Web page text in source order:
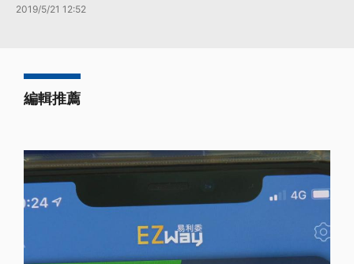
2019/5/21 12:52
編輯推薦